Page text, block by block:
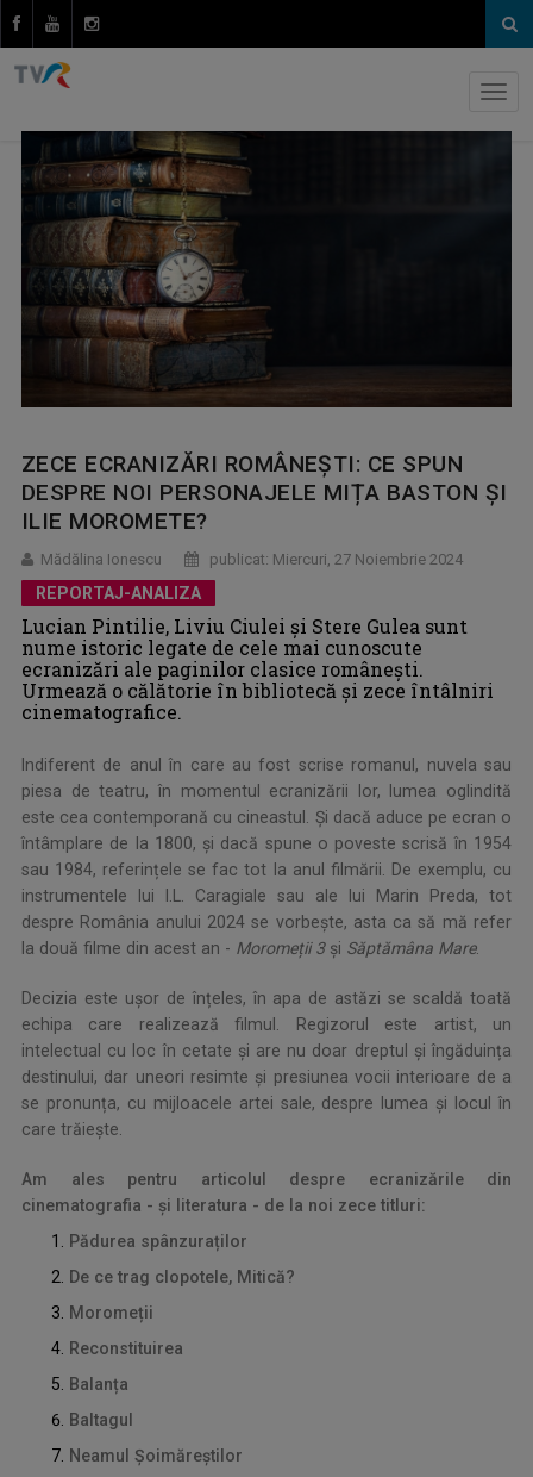
ZECE ECRANIZĂRI ROMÂNEȘTI: CE SPUN
DESPRE NOI PERSONAJELE MIȚA BASTON ȘI
ILIE MOROMETE?
Mădălina Ionescu publicat: Miercuri, 27 Noiembrie 2024
REPORTAJ-ANALIZA
Lucian Pintilie, Liviu Ciulei și Stere Gulea sunt
nume istoric legate de cele mai cunoscute
ecranizări ale paginilor clasice românești.
Urmează o călătorie în bibliotecă și zece întâlniri
cinematografice.
Indiferent de anul în care au fost scrise romanul, nuvela sau
piesa de teatru, în momentul ecranizării lor, lumea oglindită
este cea contemporană cu cineastul. Și dacă aduce pe ecran o
întâmplare de la 1800, și dacă spune o poveste scrisă în 1954
sau 1984, referințele se fac tot la anul filmării. De exemplu, cu
instrumentele lui I.L. Caragiale sau ale lui Marin Preda, tot
despre România anului 2024 se vorbește, asta ca să mă refer
la două filme din acest an - Moromeții 3și Săptămâna Mare.
Decizia este ușor de înțeles, în apa de astăzi se scaldă toată
echipa care realizează filmul. Regizorul este artist, un
intelectual cu loc în cetate și are nu doar dreptul și îngăduința
destinului, dar uneori resimte și presiunea vocii interioare de a
se pronunța, cu mijloacele artei sale, despre lumea și locul în
care trăiește.
Am ales pentru articolul despre ecranizările din
cinematografia - și literatura - de la noi zece titluri:
Pădurea spânzuraților
De ce trag clopotele, Mitică?
Moromeții
Reconstituirea
Balanța
Baltagul
Neamul Șoimăreștilor